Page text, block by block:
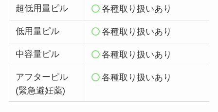
超低用量ピル 各種取り扱いあり
低用量ピル 各種取り扱いあり
中容量ピル 各種取り扱いあり
アフターピル
(緊急避妊薬)
各種取り扱いあり